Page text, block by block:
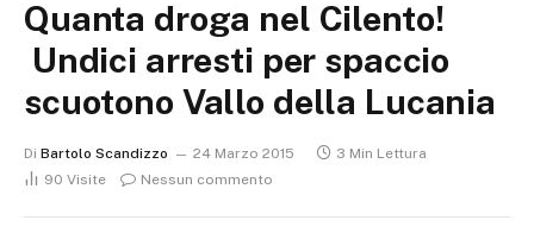
Quanta droga nel Cilento!
Undici arresti per spaccio
scuotono Vallo della Lucania
Di Bartolo Scandizzo 24 Marzo 2015
3 Min Lettura
90 Visite Nessun commento